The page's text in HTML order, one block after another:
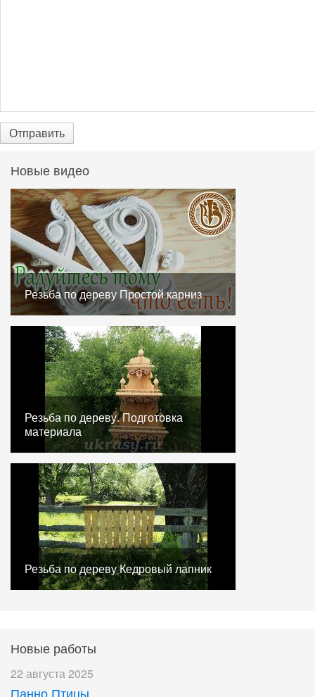
Отправить
Новые видео
Резьба по дереву Простой карниз
Резьба по дереву. Подготовка
материала
Резьба по дереву Кедровый лапник
Новые работы
22 августа 2025
Панно Птицы